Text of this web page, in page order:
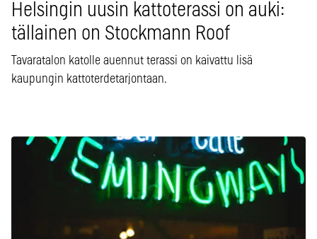
Helsingin uusin kattoterassi on auki:
tällainen on Stockmann Roof
Tavaratalon katolle auennut terassi on kaivattu lisä
kaupungin kattoterdetarjontaan.